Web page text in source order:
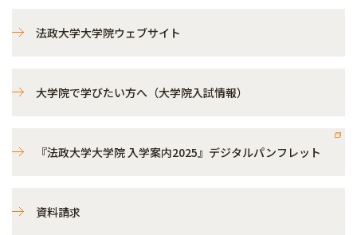
法政大学大学院ウェブサイト
大学院で学びたい方へ（大学院入試情報）
『法政大学大学院 入学案内2025』デジタルパンフレット
資料請求